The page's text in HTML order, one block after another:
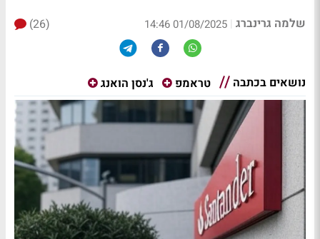
שלמה גרינברג |
01/08/2025 14:46
(26)
נושאים בכתבה טראמפ ג'נסן הואנג